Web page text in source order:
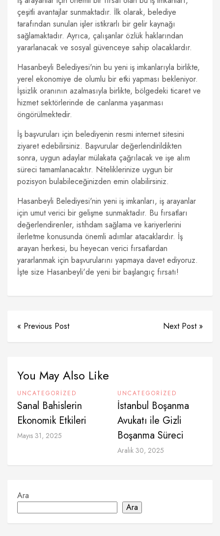
çeşitli avantajlar sunmaktadır. İlk olarak, belediye
tarafından sunulan işler istikrarlı bir gelir kaynağı
sağlamaktadır. Ayrıca, çalışanlar özlük haklarından
yararlanacak ve sosyal güvenceye sahip olacaklardır.
Hasanbeyli Belediyesi'nin bu yeni iş imkanlarıyla birlikte,
yerel ekonomiye de olumlu bir etki yapması bekleniyor.
İşsizlik oranının azalmasıyla birlikte, bölgedeki ticaret ve
hizmet sektörlerinde de canlanma yaşanması
öngörülmektedir.
İş başvuruları için belediyenin resmi internet sitesini
ziyaret edebilirsiniz. Başvurular değerlendirildikten
sonra, uygun adaylar mülakata çağrılacak ve işe alım
süreci tamamlanacaktır. Niteliklerinize uygun bir
pozisyon bulabileceğinizden emin olabilirsiniz.
Hasanbeyli Belediyesi'nin yeni iş imkanları, iş arayanlar
için umut verici bir gelişme sunmaktadır. Bu fırsatları
değerlendirenler, istihdam sağlama ve kariyerlerini
ilerletme konusunda önemli adımlar atacaklardır. İş
arayan herkesi, bu heyecan verici fırsatlardan
yararlanmak için başvurularını yapmaya davet ediyoruz.
İşte size Hasanbeyli'de yeni bir başlangıç fırsatı!
« Previous Post Next Post »
You May Also Like
UNCATEGORIZED
Sanal Bahislerin
Ekonomik Etkileri
Mayıs 31, 2025
UNCATEGORIZED
İstanbul Boşanma
Avukatı ile Gizli
Boşanma Süreci
Aralık 30, 2025
Ara
Ara